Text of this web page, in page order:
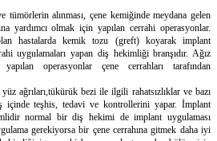
alınması, çene kemiğinde meydana gelen
yardımcı olmak için yapılan cerrahi operasyonlar.
hastalarda kemik tozu (greft) koyarak implant
uygulamaları yapan diş hekimliği branşıdır. Ağız
operasyonlar çene cerrahları tarafından
yüz ağrıları,tükürük bezi ile ilgili rahatsızlıklar ve bazı
içinde teşhis, tedavi ve kontrollerini yapar. İmplant
normal bir diş hekimi de implant uygulaması
gerekiyorsa bir çene cerrahına gitmek daha iyi